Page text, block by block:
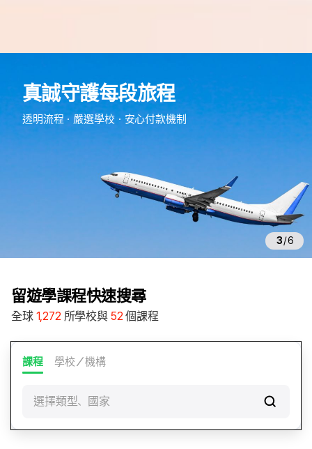
真誠守護每段旅程
透明流程・嚴選學校・安心付款機制
3/6
留遊學課程快速搜尋
全球 1,272 所學校與 52 個課程
課程 學校／機構
選擇類型、國家